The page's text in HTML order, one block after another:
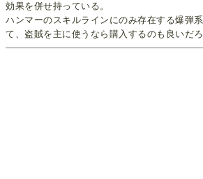
効果を併せ持っている。
ハンマーのスキルラインにのみ存在する爆弾
て、盗賊を主に使うなら購入するのも良いだろ